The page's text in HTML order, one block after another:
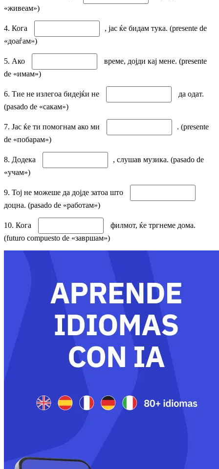
«живеам»)
4. Кога
, јас ќе бидам тука. (presente de
«доаѓам»)
5. Ако
време, дојди кај мене. (presente
de «имам»)
6. Тие не излегоа бидејќи не
да одат.
(pasado de «сакам»)
7. Јас ќе ти помогнам ако ми
. (presente
de «побарам»)
8. Додека
, слушав музика. (pasado de
«учам»)
9. Тој не можеше да дојде затоа што
доцна. (pasado de «работам»)
10. Кога
филмот, ќе тргнеме дома.
(futuro compuesto de «завршам»)